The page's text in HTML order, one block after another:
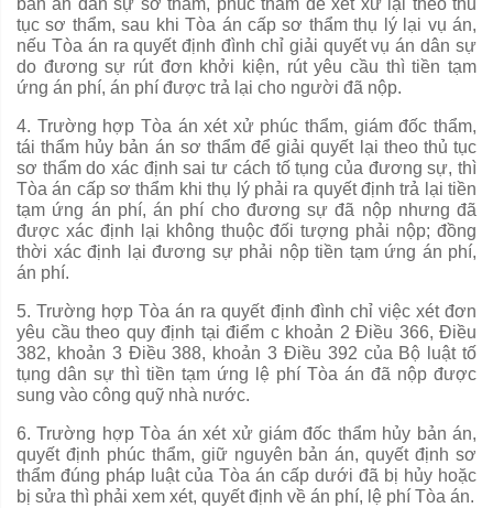
bản án dân sự sơ thẩm, phúc thẩm để xét xử lại theo thủ
tục sơ thẩm, sau khi Tòa án cấp sơ thẩm thụ lý lại vụ án,
nếu Tòa án ra quyết định đình chỉ giải quyết vụ án dân sự
do đương sự rút đơn khởi kiện, rút yêu cầu thì tiền tạm
ứng án phí, án phí được trả lại cho người đã nộp.
4. Trường hợp Tòa án xét xử phúc thẩm, giám đốc thẩm,
tái thẩm hủy bản án sơ thẩm để giải quyết lại theo thủtục
sơ thẩm do xác định sai tư cách tốtụng của đương sự, thì
Tòa án cấp sơ thẩm khi thụ lý phải ra quyết định trả lại tiền
tạm ứng án phí, án phí cho đương sự đã nộp nhưng đã
được xác định lại không thuộc đối tượng phải nộp; đồng
thời xác định lại đương sự phải nộp tiền tạm ứng án phí,
án phí.
5. Trường hợp Tòa án ra quyết định đình chỉ việc xét đơn
yêu cầu theo quy định tại điểm c khoản 2 Điều 366, Điều
382, khoản 3 Điều 388, khoản 3 Điều 392 củaBộ luật tố
tụng dân sự thì tiền tạm ứng lệ phí Tòa án đã nộp được
sung vào công quỹ nhà nước.
6. Trường hợp Tòa án xét xử giám đốc thẩm hủy bản án,
quyết định phúc thẩm, giữ nguyên bản án, quyết định sơ
thẩm đúng pháp luật của Tòa án cấp dưới đã bị hủy hoặc
bị sửa thì phải xem xét, quyết định về án phí, lệ phí Tòa án.